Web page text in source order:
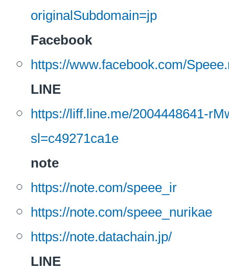
originalSubdomain=jp
Facebook
https://www.facebook.com/
LINE
https://liff.line.me/2004448641-
sl=c49271ca1e
note
https://note.com/speee_ir
https://note.com/speee_nurikae
https://note.datachain.jp/
LINE